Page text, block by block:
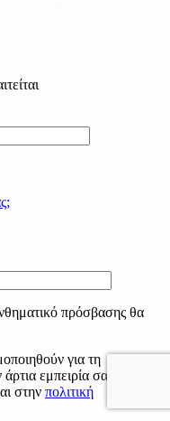
πρόσβασης θα
για τη
εμπειρία σας στον
στην πολιτική